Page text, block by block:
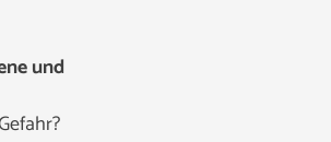
und